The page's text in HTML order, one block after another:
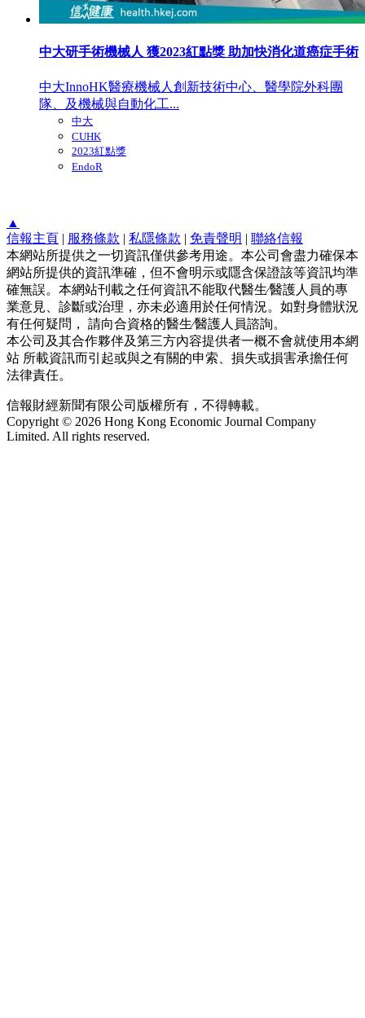
中大研手術機械人 獲2023紅點獎 助加快消化道癌症手術
中大InnoHK醫療機械人創新技術中心、醫學院外科團
隊、及機械與自動化工...
中大
CUHK
2023紅點獎
EndoR
▲
信報主頁 | 服務條款 | 私隱條款 | 免責聲明 | 聯絡信報
本網站所提供之一切資訊僅供參考用途。本公司會盡力確保本
網站所提供的資訊準確，但不會明示或隱含保證該等資訊均準
確無誤。本網站刊載之任何資訊不能取代醫生∕醫護人員的專
業意見、診斷或治理，亦未必適用於任何情況。如對身體狀況
有任何疑問， 請向合資格的醫生∕醫護人員諮詢。
本公司及其合作夥伴及第三方內容提供者一概不會就使用本網
站 所載資訊而引起或與之有關的申索、損失或損害承擔任何
法律責任。
信報財經新聞有限公司版權所有，不得轉載。
Copyright © 2026 Hong Kong Economic Journal Company
Limited. All rights reserved.